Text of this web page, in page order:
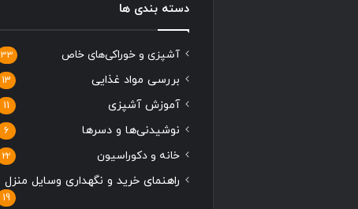
ل
دسته بندی ها
آشپزی و خوراکی‌های خاص 33
بررسی مواد غذایی 13
آموزش آشپزی 11
نوشیدنی‌ها و دسرها 6
خانه و دکوراسیون 22
راهنمای خرید و نگهداری وسایل منزل
19